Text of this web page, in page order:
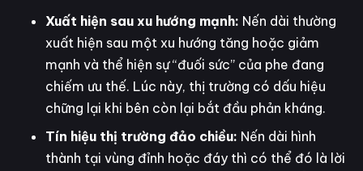
Xuất hiện sau xu hướng mạnh: Nến dài thường
xuất hiện sau một xu hướng tăng hoặc giảm
mạnh và thể hiện sự “đuối sức” của phe đang
chiếm ưu thế. Lúc này, thị trường có dấu hiệu
chững lại khi bên còn lại bắt đầu phản kháng.
Tín hiệu thị trường đảo chiều: Nến dài hình
thành tại vùng đỉnh hoặc đáy thì có thể đó là lời